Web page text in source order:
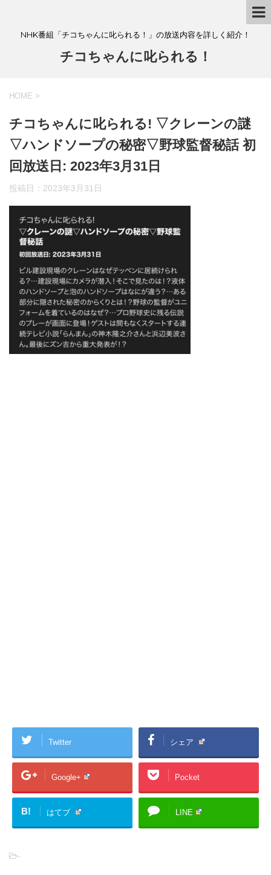
NHK番組「チコちゃんに叱られる！」の放送内容を詳しく紹介！
チコちゃんに叱られる！
HOME >
チコちゃんに叱られる! ▽クレーンの謎
▽ハンドソープの秘密▽野球監督秘話 初
回放送日: 2023年3月31日
投稿日： 2023年3月31日
Twitter シェア
Google+ Pocket
B! はてブ LINE
-